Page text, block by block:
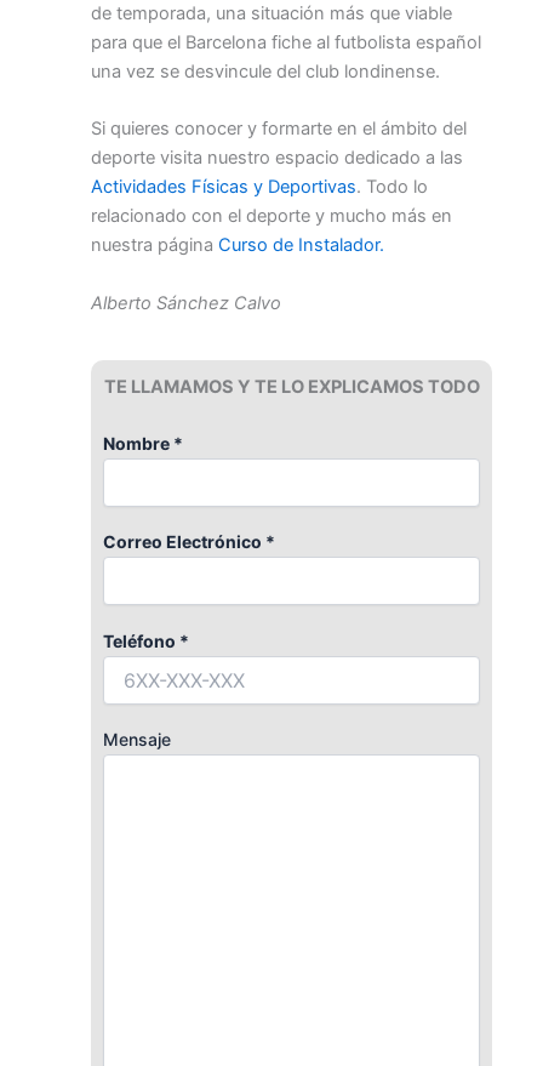
de temporada, una situación más que viable
para que el Barcelona fiche al futbolista español
una vez se desvincule del club londinense.
Si quieres conocer y formarte en el ámbito del
deporte visita nuestro espacio dedicado a las
Actividades Físicas y Deportivas. Todo lo
relacionado con el deporte y mucho más en
nuestra página Curso de Instalador.
Alberto Sánchez Calvo
TE LLAMAMOS Y TE LO EXPLICAMOS TODO
Nombre *
Correo Electrónico *
Teléfono *
Mensaje